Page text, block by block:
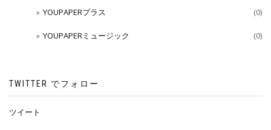
YOUPAPERプラス (0)
YOUPAPERミュージック (0)
TWITTER でフォロー
ツイート